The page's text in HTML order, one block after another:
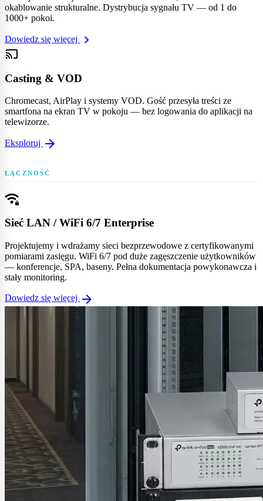
okablowanie strukturalne. Dystrybucja sygnału TV — od 1 do
1000+ pokoi.
Dowiedz się więcej
chevron_right
cast
Casting & VOD
Chromecast, AirPlay i systemy VOD. Gość przesyła treści ze
smartfona na ekran TV w pokoju — bez logowania do aplikacji na
telewizorze.
Eksploruj arrow_forward
wifi_password
Sieć LAN / WiFi 6/7 Enterprise
Projektujemy i wdrażamy sieci bezprzewodowe z certyfikowanymi
pomiarami zasięgu. WiFi 6/7 pod duże zagęszczenie użytkowników
— konferencje, SPA, baseny. Pełna dokumentacja powykonawcza i
stały monitoring.
Dowiedz się więcej arrow_forward